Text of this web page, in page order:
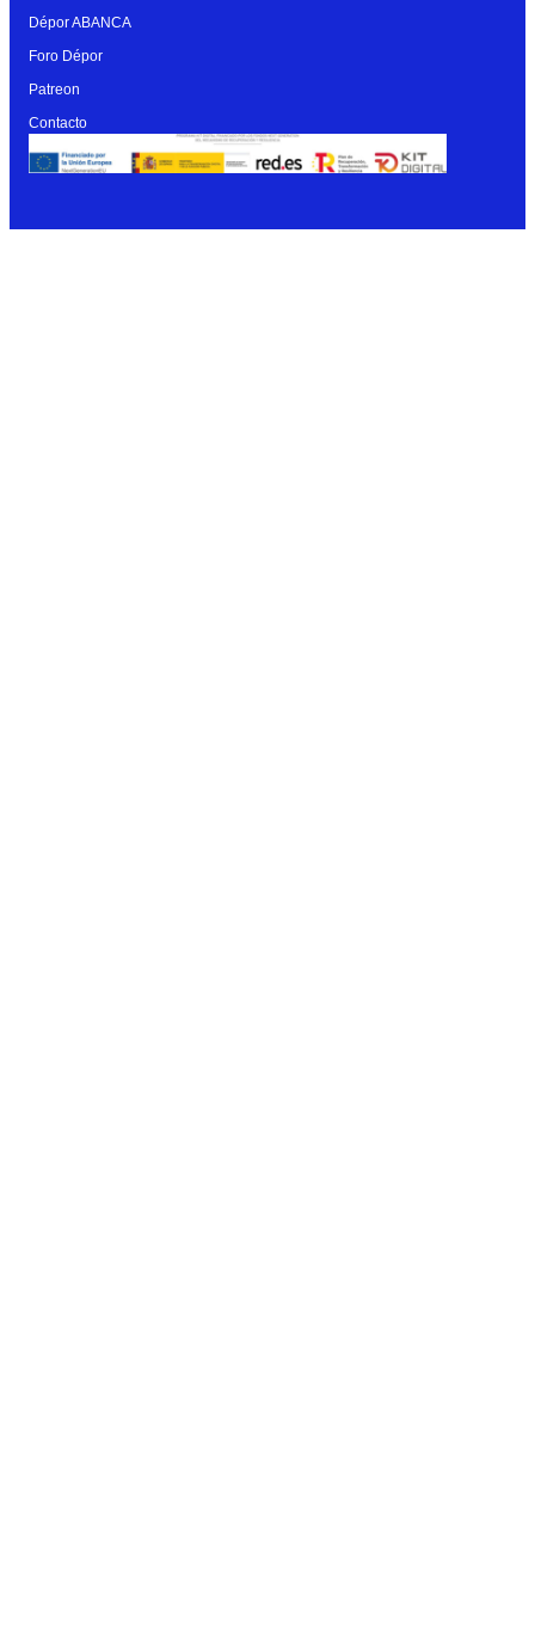
Dépor ABANCA
Foro Dépor
Patreon
Contacto